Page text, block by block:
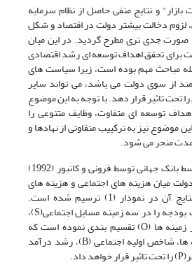
و نتایج منفی حاصل از نظام سرمایه
لزوم دخالت بیشتر دولت در اقتصاد و شکل
صورت جدی تری مطرح گردید. در این میان
برای تحقق اهداف توسعه ای رشد اقتصادی
مباحث مهم بوده است، زیرا سیاست های
از سوی دولت می باشد، می تواند سایر
تحت تاثیر قرار دهد. با توجه به این موضوع
توسعه ای متفاوت، وظایف متنوعی را
موضوع نیز به ترکییب متفاوتی از نهادها و
منجر می شود.
بر اساس چارچوبی که توسط بانک جهانی توسط فرونی و کانبور (1992)
میان هزینه های اجتماعی و هزینه های
زیرساختارها مشخص و نتایج آن در نمودار (1) ترسیم شده است.
براساس این دیدگاه دولت بودجه را در سه زمینه مسایل اجتماعی(S)،
زیر ساخت ها (K) و سایر زمینه ها (O) تقسیم بندی نموده است که
اندازه و ترکیب این هزینه ها، شاخص اولیه اجتماعی (B)، رشد درآمد